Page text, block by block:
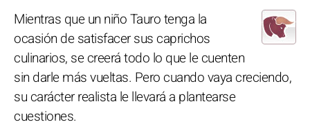
Mientras que un niño Tauro tenga la
ocasión de satisfacer sus caprichos
culinarios, se creerá todo lo que le cuenten
sin darle más vueltas. Pero cuando vaya creciendo,
su carácter realista le llevará a plantearse
cuestiones.